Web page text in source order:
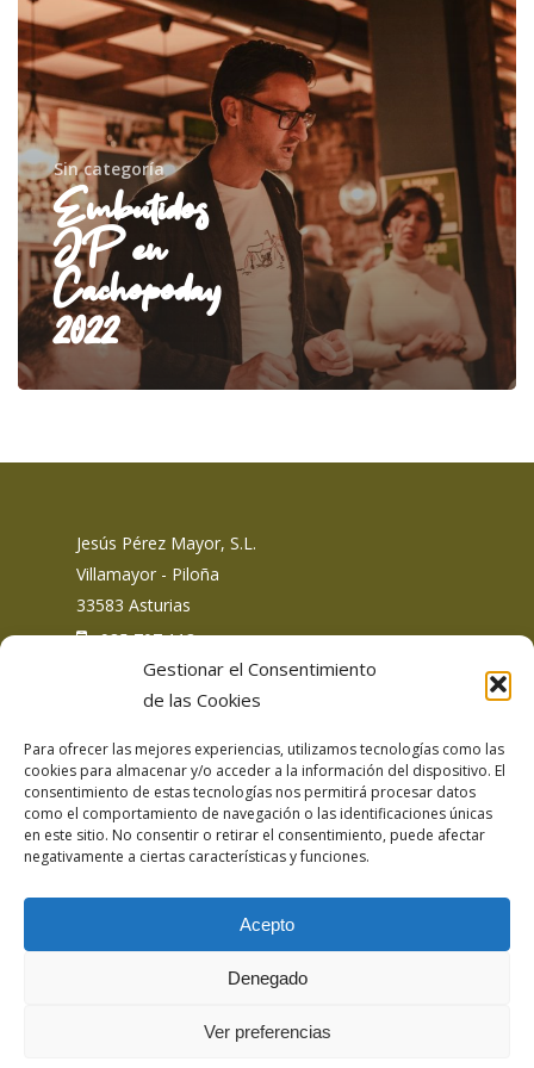
Gestionar el Consentimiento
de las Cookies
Para ofrecer las mejores experiencias, utilizamos tecnologías como las
cookies para almacenar y/o acceder a la información del dispositivo. El
consentimiento de estas tecnologías nos permitirá procesar datos
como el comportamiento de navegación o las identificaciones únicas
en este sitio. No consentir o retirar el consentimiento, puede afectar
negativamente a ciertas características y funciones.
Acepto
Denegado
Ver preferencias
Sin categoría
Embutidos
JP en
Cachopoday
2022
Jesús Pérez Mayor, S.L.
Villamayor - Piloña
33583 Asturias
: 985 707 113
Siguemos en redes sociales
Aviso Legal
Política de privacidad
Politica de privacidad redes sociales